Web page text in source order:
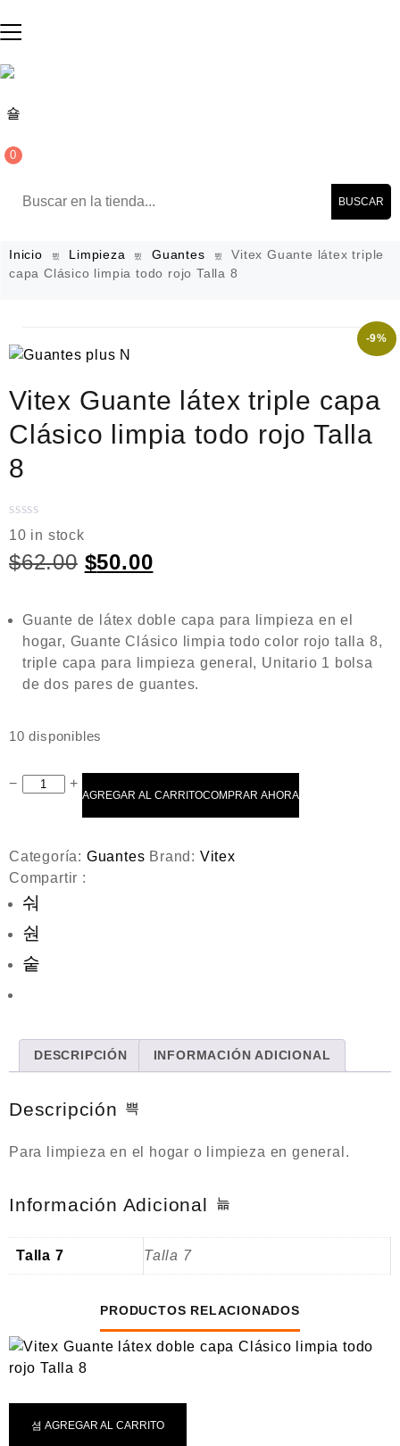
0
BUSCAR
Inicio Limpieza Guantes
Vitex Guante látex triple
capa Clásico limpia todo rojo Talla 8
Vitex Guante látex triple capa
Clásico limpia todo rojo Talla
8
V
a
r
10 in stock
$62.00 $50.00
Guante de látex doble capa para limpieza en el
hogar, Guante Clásico limpia todo color rojo talla 8,
triple capa para limpieza general, Unitario 1 bolsa
de dos pares de guantes.
10 disponibles
− +
AGREGAR AL CARRITOCOMPRAR AHORA
Categoría: Guantes Brand: Vitex
Compartir :
DESCRIPCIÓN INFORMACIÓN ADICIONAL
Descripción
Para limpieza en el hogar o limpieza en general.
Información Adicional
Talla 7 Talla 7
PRODUCTOS RELACIONADOS
AGREGAR AL CARRITO
-9%